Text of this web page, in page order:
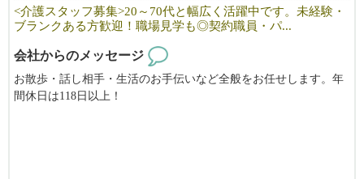
〇 シニア歓迎
〇 シフトによる（勤務日は事前に相談可）
〇 希望休の相談も柔軟に対応します！
〇 五井駅から車で︎︎5分！
〇 マイカー通勤可（駐車場完備）
<介護スタッフ募集>20～70代と幅広く活躍中です。未経験・
ブランクある方歓迎！職場見学も◎契約職員・パ...
会社からのメッセージ
お散歩・話し相手・生活のお手伝いなど全般をお任せします。年
間休日は118日以上！